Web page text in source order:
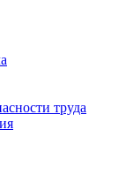
труда